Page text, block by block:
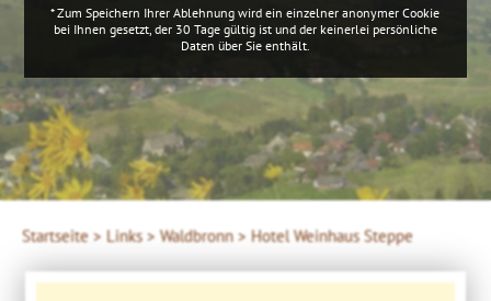
Startseite > Links > Waldbronn > Hotel Weinhaus Steppe
* Zum Speichern Ihrer Ablehnung wird ein einzelner anonymer Cookie
bei Ihnen gesetzt, der 30 Tage gültig ist und der keinerlei persönliche
Daten über Sie enthält.